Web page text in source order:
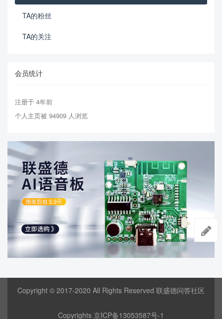
TA的粉丝
TA的关注
会员统计
注册于 4年前
个人主页被 94909 人浏览
Copyright © 2017-2020 All Rights Reserved 联盛德问答社区
Copyrights 京ICP备13053587号-1